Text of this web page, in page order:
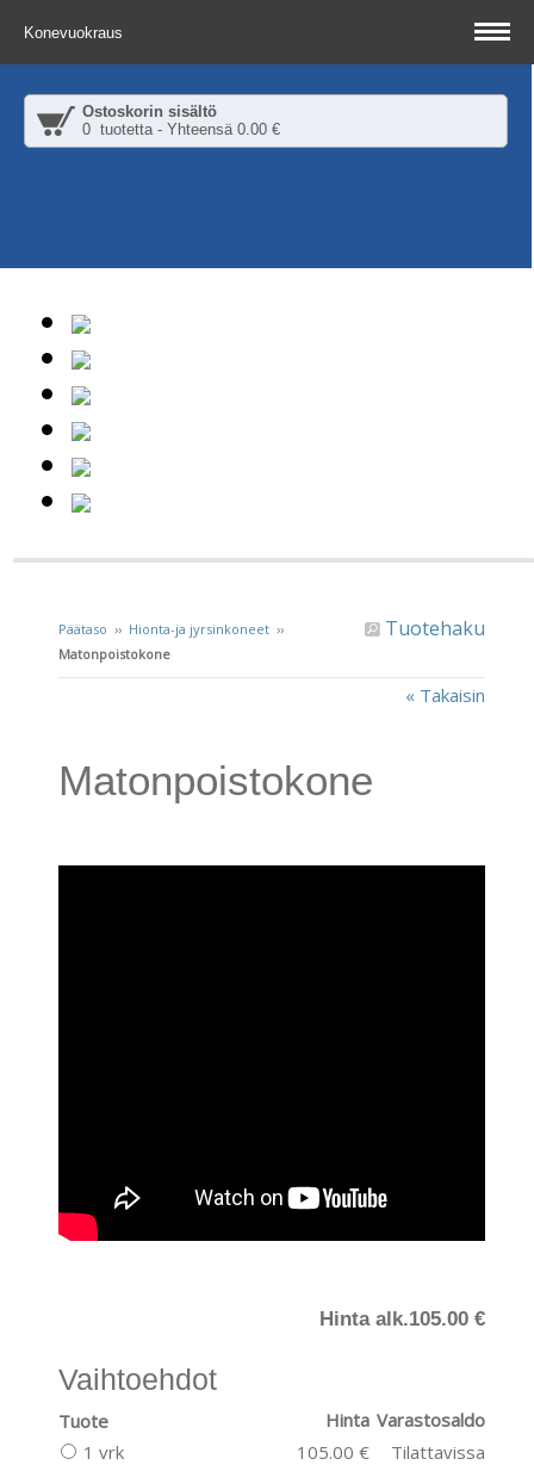
Konevuokraus
Ostoskorin sisältö
0 tuotetta - Yhteensä 0.00 €
Tuotehaku
Päätaso ›› Hionta-ja jyrsinkoneet ››
Matonpoistokone
« Takaisin
Matonpoistokone
Hinta alk.105.00 €
Vaihtoehdot
Tuote Hinta Varastosaldo
1 vrk
105.00 €
Tilattavissa